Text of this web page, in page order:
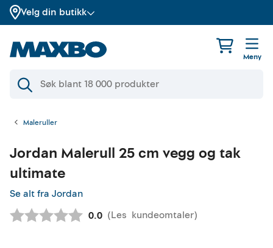
Velg din butikk
Meny
Maleruller
Jordan Malerull 25 cm vegg og tak
ultimate
Se alt fra Jordan
Gjennomsnittskarakter:
0.0 (Les kundeomtaler)